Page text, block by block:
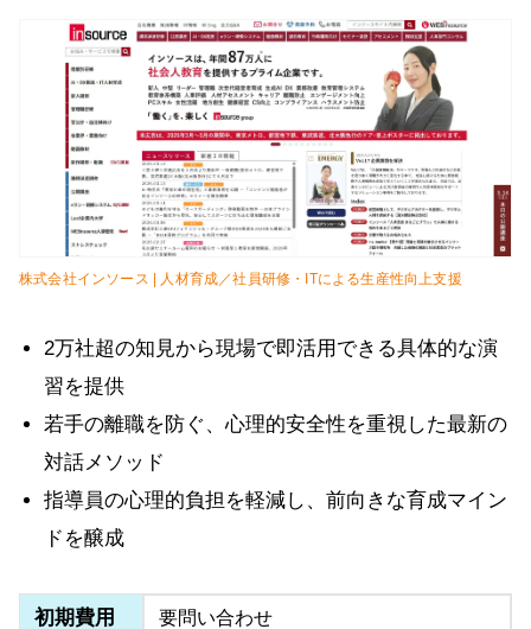
株式会社インソース | 人材育成／社員研修・ITによる生産性向上支援
2万社超の知見から現場で即活用できる具体的な演
習を提供
若手の離職を防ぐ、心理的安全性を重視した最新の
対話メソッド
指導員の心理的負担を軽減し、前向きな育成マイン
ドを醸成
初期費用 要問い合わせ